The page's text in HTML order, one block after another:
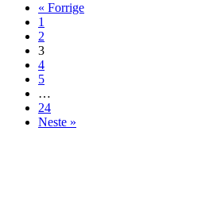
« Forrige
1
2
3
4
5
…
24
Neste »